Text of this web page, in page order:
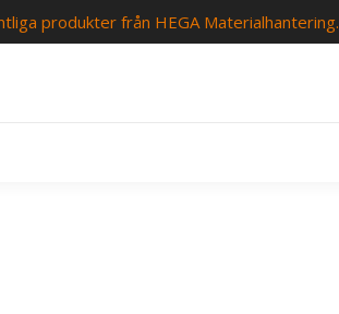
produkter från HEGA Materialhantering.